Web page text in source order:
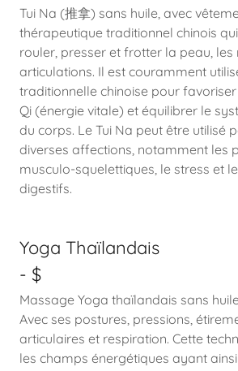
Tui Na (推拿) sans huile, avec
thérapeutique traditionnel chinois
rouler, presser et frotter la peau, les
articulations. Il est couramment
traditionnelle chinoise pour
Qi (énergie vitale) et équilibrer le
du corps. Le Tui Na peut être utilisé
diverses affections, notamment les
musculo-squelettiques, le stress et
digestifs.
Yoga Thaïlandais
- $
Massage Yoga thaïlandais sans
Avec ses postures, pressions,
articulaires et respiration. Cette
les champs énergétiques ayant